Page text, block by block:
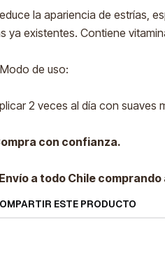
la apariencia de estrías,
ya existentes. Contiene
de uso:
2 veces al día con suaves
con confianza.
a todo Chile
ESTE PRODUCTO